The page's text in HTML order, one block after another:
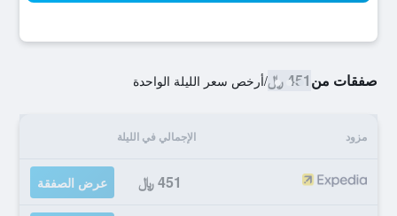
صفقات من451 ﷼ /أرخص سعر الليلة الواحدة
مزود الإجمالي في الليلة
451 ﷼ عرض الصفقة